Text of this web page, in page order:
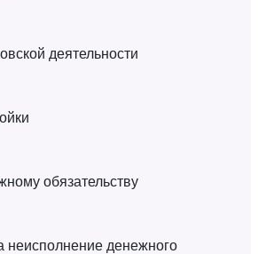
деятельности
обязательству
неисполнение денежного